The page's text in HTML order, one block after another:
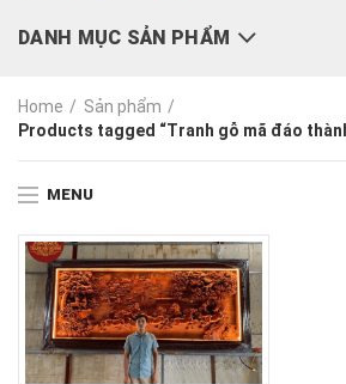
DANH MỤC SẢN PHẨM
Home
Sản phẩm
Products tagged “Tranh gỗ mã đáo
MENU